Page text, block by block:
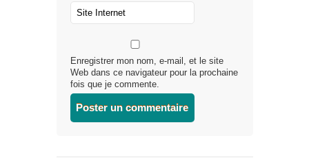
Enregistrer mon nom, e-mail, et le site
Web dans ce navigateur pour la prochaine
fois que je commente.